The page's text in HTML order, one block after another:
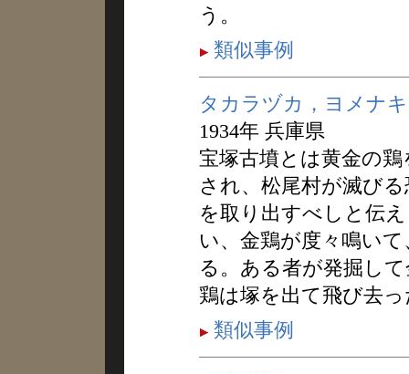
う。
類似事例
タカラヅカ，ヨメナ
1934年 兵庫県
宝塚古墳とは黄金の
され、松尾村が滅び
を取り出すべしと伝
い、金鶏が度々鳴い
る。ある者が発掘し
鶏は塚を出て飛び去
類似事例